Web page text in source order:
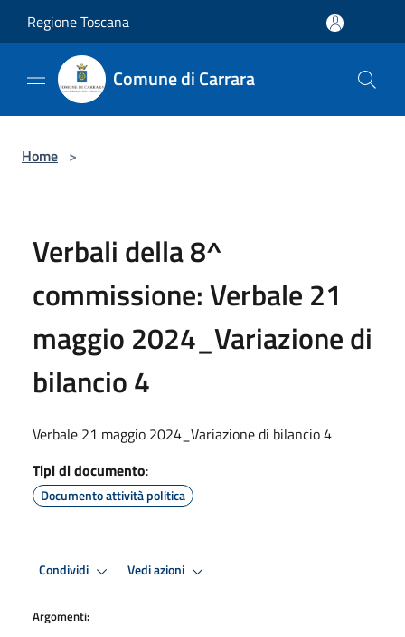
Regione Toscana
Comune di Carrara
Home >
Verbali della 8^
commissione: Verbale 21
maggio 2024_Variazione di
bilancio 4
Verbale 21 maggio 2024_Variazione di bilancio 4
Tipi di documento:
Documento attività politica
Condividi Vedi azioni
Argomenti: